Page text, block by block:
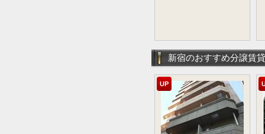
新宿のおすすめ分譲賃
UP